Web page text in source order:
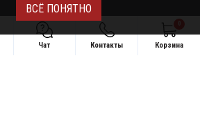
Чат Контакты Корзина
ВСЁ ПОНЯТНО